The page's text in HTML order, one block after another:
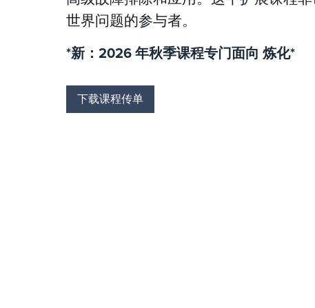
世界问题的参与者。
*新：2026 年秋季课程专门面向 炼化*
下载课程传单